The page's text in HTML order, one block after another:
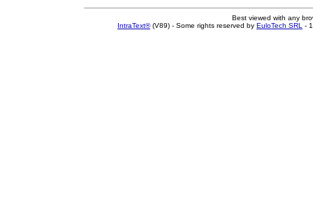
Best viewed with any
IntraText®(V89) - Some rights reserved by EuloTech SRL -